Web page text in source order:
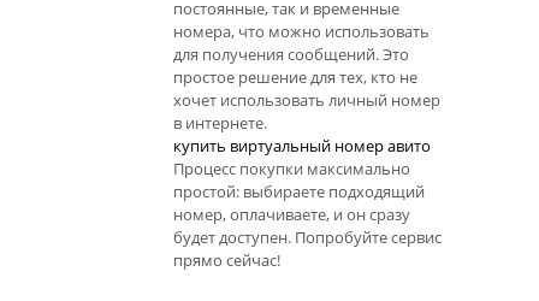
постоянные, так и временные
номера, что можно использовать
для получения сообщений. Это
простое решение для тех, кто не
хочет использовать личный номер
в интернете.
купить виртуальный номер авито
Процесс покупки максимально
простой: выбираете подходящий
номер, оплачиваете, и он сразу
будет доступен. Попробуйте сервис
прямо сейчас!